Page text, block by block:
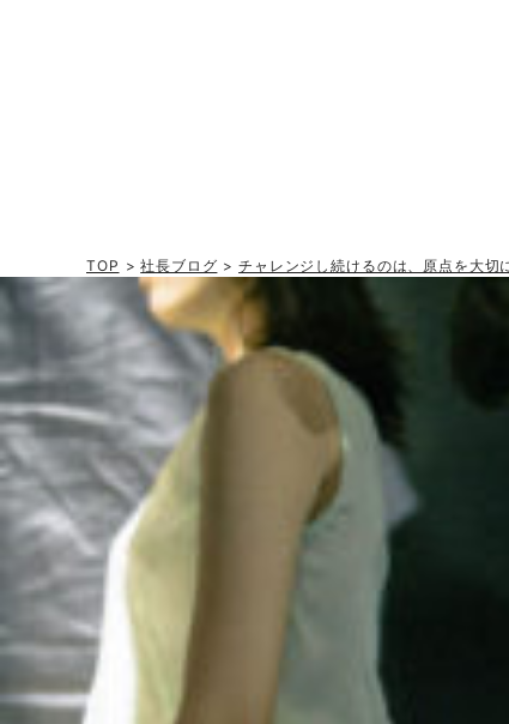
TOP >社長ブログ >チャレンジし続けるのは、原点を大切